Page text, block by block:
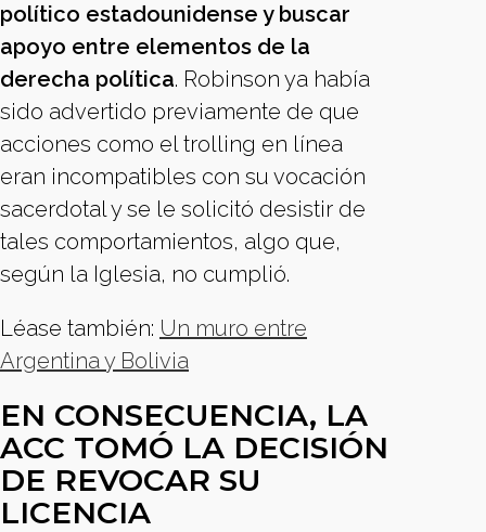
político estadounidense y buscar
apoyo entre elementos de la
derecha política. Robinson ya había
sido advertido previamente de que
acciones como el trolling en línea
eran incompatibles con su vocación
sacerdotal y se le solicitó desistir de
tales comportamientos, algo que,
según la Iglesia, no cumplió.
Léase también: Un muro entre
Argentina y Bolivia
EN CONSECUENCIA, LA
ACC TOMÓ LA DECISIÓN
DE REVOCAR SU
LICENCIA